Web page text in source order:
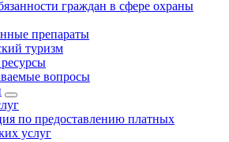
граждан в сфере охраны
препараты
туризм
вопросы
по предоставлению платных
услуг